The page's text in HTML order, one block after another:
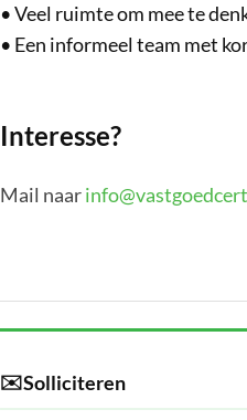
•Veel ruimte om mee te
• Een informeel team met
Interesse?
Mail naar
✉️Solliciteren